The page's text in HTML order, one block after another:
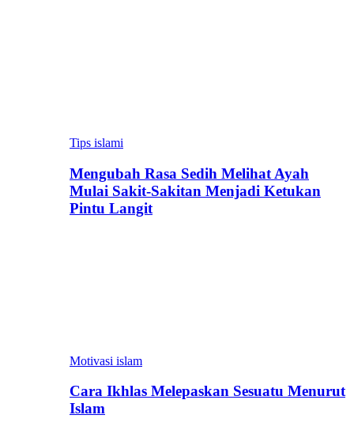
Tips islami
Mengubah Rasa Sedih Melihat Ayah
Mulai Sakit-Sakitan Menjadi Ketukan
Pintu Langit
Motivasi islam
Cara Ikhlas Melepaskan Sesuatu Menurut
Islam